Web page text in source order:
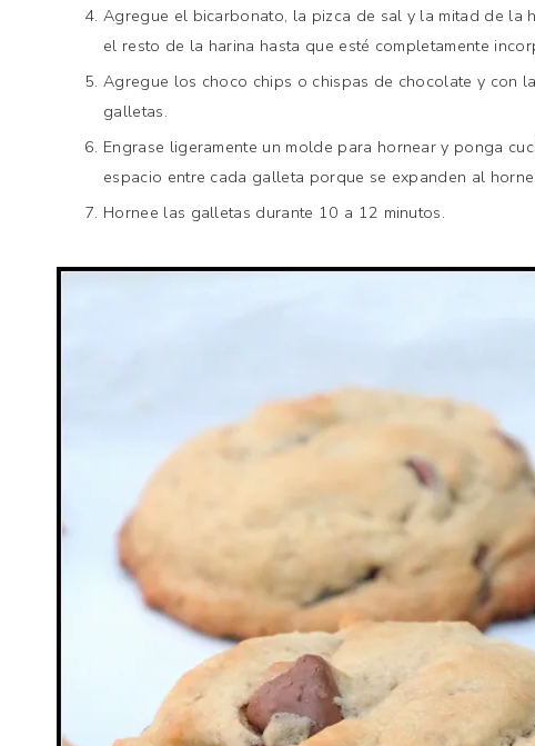
Agregue el bicarbonato, la pizca de sal y la mitad de la
el resto de la harina hasta que esté completamente
Agregue los choco chips o chispas de chocolate y con
galletas.
Engrase ligeramente un molde para hornear y ponga
espacio entre cada galleta porque se expanden al
Hornee las galletas durante 10 a 12 minutos.